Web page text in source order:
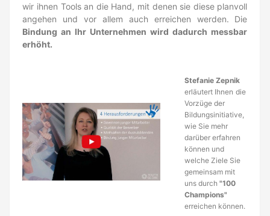
wir ihnen Tools an die Hand, mit denen sie diese planvoll
angehen und vor allem auch erreichen werden. Die
Bindung an Ihr Unternehmen wird dadurch messbar
erhöht.
Stefanie Zepnik
erläutert Ihnen die
Vorzüge der
Bildungsinitiative,
wie Sie mehr
darüber erfahren
können und
welche Ziele Sie
gemeinsam mit
uns durch"100
Champions"
erreichen können.